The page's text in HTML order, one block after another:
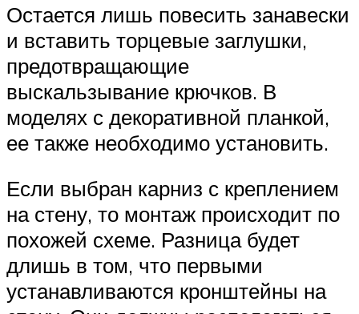
Остается лишь повесить занавески
и вставить торцевые заглушки,
предотвращающие
выскальзывание крючков. В
моделях с декоративной планкой,
ее также необходимо установить.
Если выбран карниз с креплением
на стену, то монтаж происходит по
похожей схеме. Разница будет
длишь в том, что первыми
устанавливаются кронштейны на